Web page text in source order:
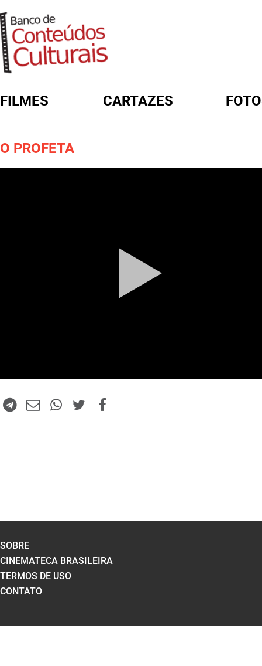
FILMES CARTAZES
O PROFETA
SOBRE
CINEMATECA BRASILEIRA
TERMOS DE USO
CONTATO